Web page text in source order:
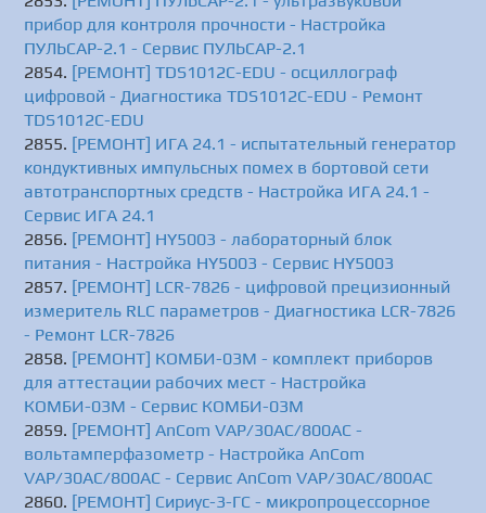
прибор для контроля прочности - Настройка
ПУЛЬСАР-2.1 - Сервис ПУЛЬСАР-2.1
[РЕМОНТ] TDS1012C-EDU - осциллограф
цифровой - Диагностика TDS1012C-EDU - Ремонт
TDS1012C-EDU
[РЕМОНТ] ИГА 24.1 - испытательный генератор
кондуктивных импульсных помех в бортовой сети
автотранспортных средств - Настройка ИГА 24.1 -
Сервис ИГА 24.1
[РЕМОНТ] HY5003 - лабораторный блок
питания - Настройка HY5003 - Сервис HY5003
[РЕМОНТ] LCR-7826 - цифровой прецизионный
измеритель RLC параметров - Диагностика LCR-7826
- Ремонт LCR-7826
[РЕМОНТ] КОМБИ-03М - комплект приборов
для аттестации рабочих мест - Настройка
КОМБИ-03М - Сервис КОМБИ-03М
[РЕМОНТ] AnCom VAP/30AC/800AC -
вольтамперфазометр - Настройка AnCom
VAP/30AC/800AC - Сервис AnCom VAP/30AC/800AC
[РЕМОНТ] Сириус-3-ГС - микропроцессорное